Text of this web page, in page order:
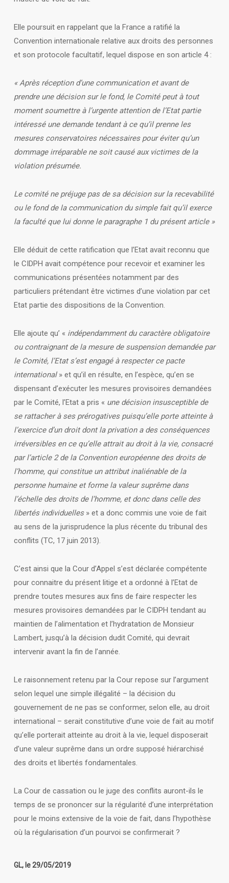
Elle poursuit en rappelant que la France a ratifié la
Convention internationale relative aux droits des personnes
et son protocole facultatif, lequel dispose en son article 4 :
« Après réception d’une communication et avant de
prendre une décision sur le fond, le Comité peut à tout
moment soumettre à l’urgente attention de l’Etat partie
intéressé une demande tendant à ce qu’il prenne les
mesures conservatoires nécessaires pour éviter qu’un
dommage irréparable ne soit causé aux victimes de la
violation présumée.
Le comité ne préjuge pas de sa décision sur la recevabilité
ou le fond de la communication du simple fait qu’il exerce
la faculté que lui donne le paragraphe 1 du présent article »
Elle déduit de cette ratification que l’Etat avait reconnu que
le CIDPH avait compétence pour recevoir et examiner les
communications présentées notamment par des
particuliers prétendant être victimes d’une violation par cet
Etat partie des dispositions de la Convention.
Elle ajoute qu’ « indépendamment du caractère obligatoire
ou contraignant de la mesure de suspension demandée par
le Comité, l’Etat s’est engagé à respecter ce pacte
international» et qu’il en résulte, en l’espèce, qu’en se
dispensant d’exécuter les mesures provisoires demandées
par le Comité, l’Etat a pris « une décision insusceptible de
se rattacher à ses prérogatives puisqu’elle porte atteinte à
l’exercice d’un droit dont la privation a des conséquences
irréversibles en ce qu’elle attrait au droit à la vie, consacré
par l’article 2 de la Convention européenne des droits de
l’homme, qui constitue un attribut inaliénable de la
personne humaine et forme la valeur suprême dans
l’échelle des droits de l’homme, et donc dans celle des
libertés individuelles» et a donc commis une voie de fait
au sens de la jurisprudence la plus récente du tribunal des
conflits (TC, 17 juin 2013).
C’est ainsi que la Cour d’Appel s’est déclarée compétente
pour connaitre du présent litige et a ordonné à l’Etat de
prendre toutes mesures aux fins de faire respecter les
mesures provisoires demandées par le CIDPH tendant au
maintien de l’alimentation et l’hydratation de Monsieur
Lambert, jusqu’à la décision dudit Comité, qui devrait
intervenir avant la fin de l’année.
Le raisonnement retenu par la Cour repose sur l’argument
selon lequel une simple illégalité – la décision du
gouvernement de ne pas se conformer, selon elle, au droit
international – serait constitutive d’une voie de fait au motif
qu’elle porterait atteinte au droit à la vie, lequel disposerait
d’une valeur suprême dans un ordre supposé hiérarchisé
des droits et libertés fondamentales.
La Cour de cassation ou le juge des conflits auront-ils le
temps de se prononcer sur la régularité d’une interprétation
pour le moins extensive de la voie de fait, dans l’hypothèse
où la régularisation d’un pourvoi se confirmerait ?
GL, le 29/05/2019